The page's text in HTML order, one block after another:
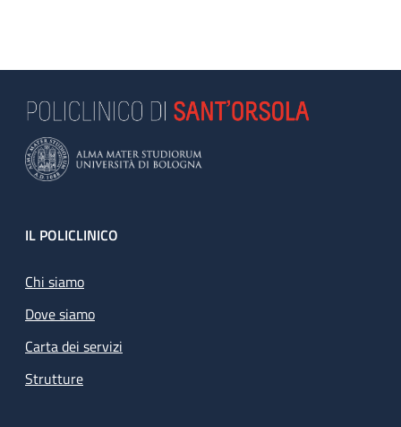
Footer
IL POLICLINICO
Chi siamo
Dove siamo
Carta dei servizi
Strutture